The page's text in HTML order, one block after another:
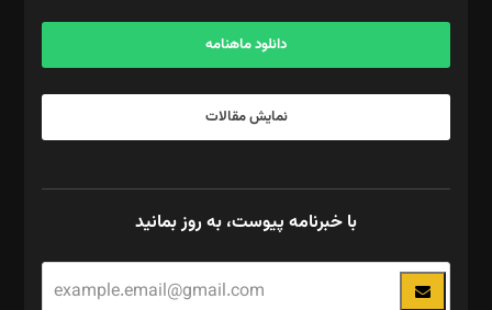
آگهی و مشترکین: ۰۹۱۹۹۹۹۰۴۵۴
دانلود ماهنامه
نمایش مقالات
با خبرنامه پیوست، به روز بمانید